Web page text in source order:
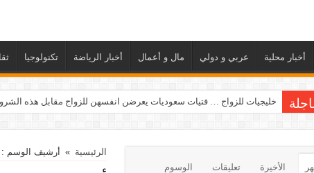
أخبار محلية عربي و دولي مال و أعمال أخبار الرياضة تكنولوجيا
خليجيات للزواج … فتيات سعوديات يعرضن انفسهن للزواج مقابل هذه
الرئيسية » أرشيف الوسم :
الأخيرة تعليقات الوسوم